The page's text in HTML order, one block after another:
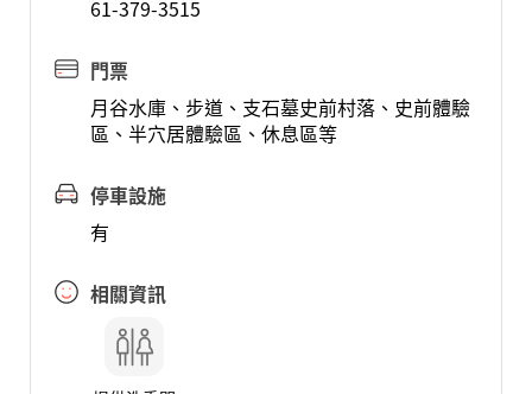
61-379-3515
門票
月谷水庫、步道、支石墓史前村落、史前體驗
區、半穴居體驗區、休息區等
停車設施
有
相關資訊